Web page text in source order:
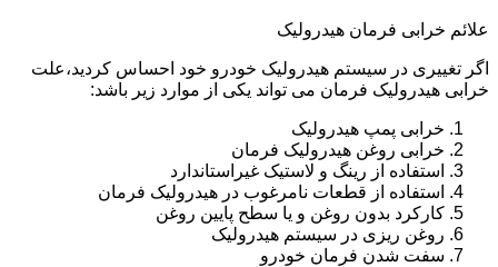
علائم خرابی فرمان هیدرولیک
اگر تغییری در سیستم هیدرولیک خودرو خود احساس کردید،علت
خرابی هیدرولیک فرمان می تواند یکی از موارد زیر باشد:
خرابی پمپ هیدرولیک
خرابی روغن هیدرولیک فرمان
استفاده از رینگ و لاستیک غیراستاندارد
استفاده از قطعات نامرغوب در هیدرولیک فرمان
کارکرد بدون روغن و یا سطح پایین روغن
روغن ریزی در سیستم هیدرولیک
سفت شدن فرمان خودرو